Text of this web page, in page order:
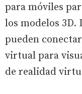
para móviles
los modelos 3D.
pueden
virtual para
de realidad